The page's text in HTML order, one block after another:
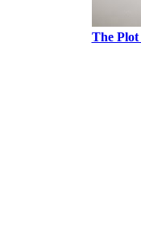
The Plot